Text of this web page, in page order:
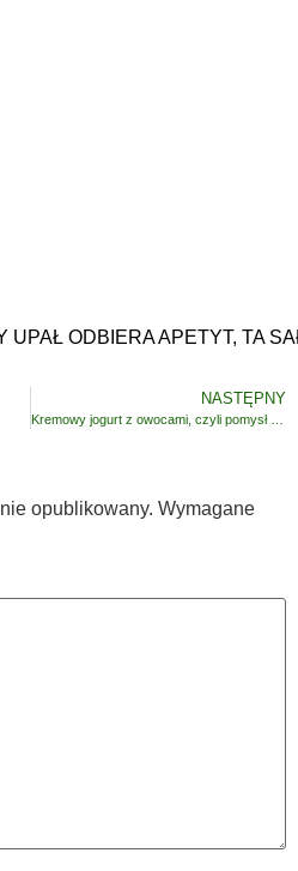
UPAŁ ODBIERA APETYT, TA
NASTĘPNY
opublikowany. Wymagane